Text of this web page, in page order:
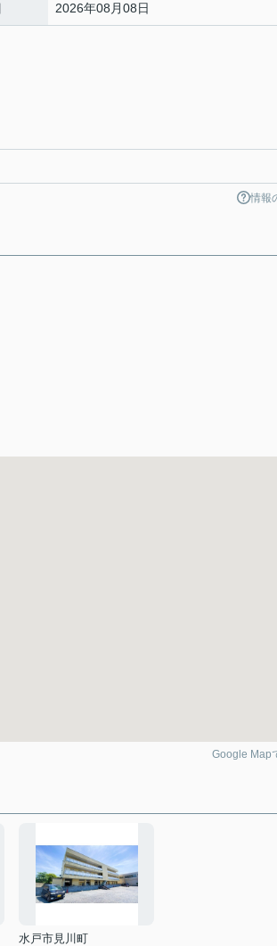
2026年08月08日
情報
Google Map
水戸市見川町